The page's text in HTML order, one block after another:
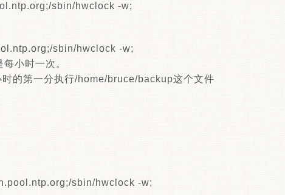
sbin/hwclock -w;
sbin/hwclock -w;
小时一次。
的第一分执行/home/bruce/backup这个文件
sbin/hwclock -w;